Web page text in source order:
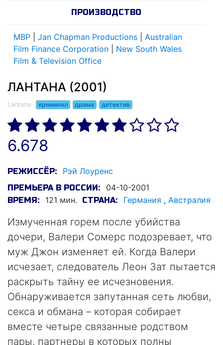
ПРОИЗВОДСТВО
MBP Jan Chapman Productions
Australian
Film Finance Corporation
New South Wales
Film & Television Office
ЛАНТАНА (2001)
Lantana криминал драма детектив
6.678
РЕЖИССЁР: Рэй Лоуренс
ПРЕМЬЕРА В РОССИИ: 04-10-2001
ВРЕМЯ: 121 мин. СТРАНА: Германия , Австралия
Измученная горем после убийства
дочери, Валери Сомерс подозревает, что
муж Джон изменяет ей. Когда Валери
исчезает, следователь Леон Зат пытается
раскрыть тайну ее исчезновения.
Обнаруживается запутанная сеть любви,
секса и обмана – которая собирает
вместе четыре связанные родством
пары, партнеры в которых полны